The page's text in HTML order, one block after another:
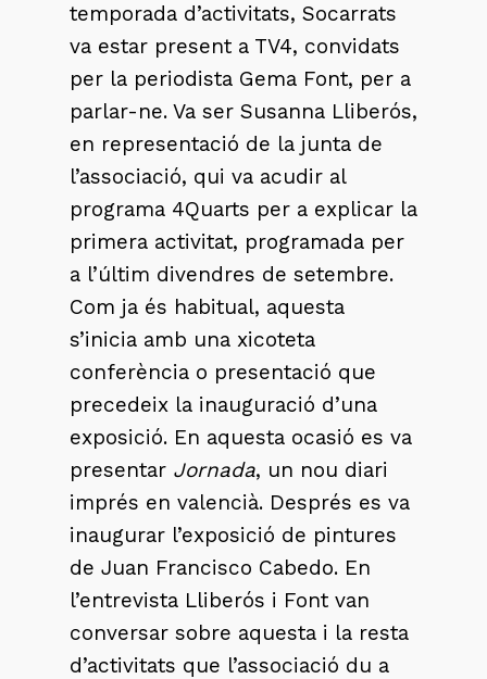
temporada d’activitats, Socarrats
va estar present a TV4, convidats
per la periodista Gema Font, per a
parlar-ne. Va ser Susanna Lliberós,
en representació de la junta de
l’associació, qui va acudir al
programa 4Quarts per a explicar la
primera activitat, programada per
a l’últim divendres de setembre.
Com ja és habitual, aquesta
s’inicia amb una xicoteta
conferència o presentació que
precedeix la inauguració d’una
exposició. En aquesta ocasió es va
presentar Jornada, un nou diari
imprés en valencià. Després es va
inaugurar l’exposició de pintures
de Juan Francisco Cabedo. En
l’entrevista Lliberós i Font van
conversar sobre aquesta i la resta
d’activitats que l’associació du a